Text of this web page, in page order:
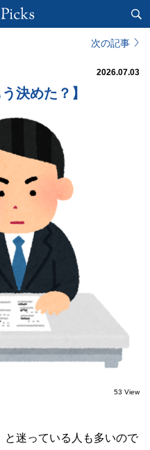
次の記事
2026.07.03
決めた？】
53 View
と迷っている人も多いので